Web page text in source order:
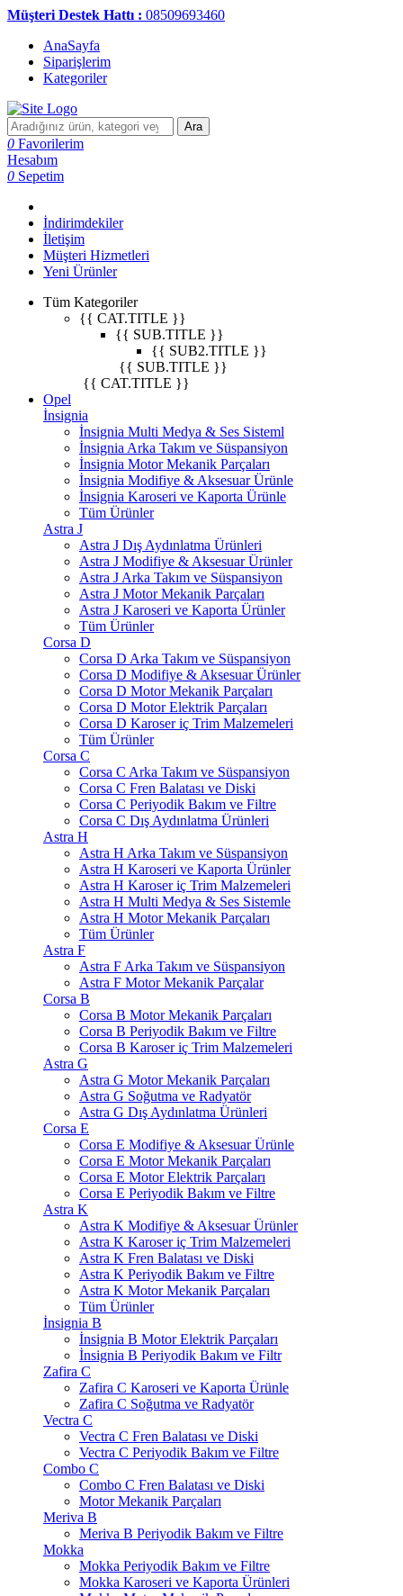
Müşteri Destek Hattı : 08509693460
AnaSayfa
Siparişlerim
Kategoriler
Ara
0 Favorilerim
Hesabım
0 Sepetim
İndirimdekiler
İletişim
Müşteri Hizmetleri
Yeni Ürünler
Tüm Kategoriler
{{ CAT.TITLE }}
{{ SUB.TITLE }}
{{ SUB2.TITLE }}
{{ SUB.TITLE }}
{{ CAT.TITLE }}
Opel
İnsignia
İnsignia Multi Medya & Ses Sisteml
İnsignia Arka Takım ve Süspansiyon
İnsignia Motor Mekanik Parçaları
İnsignia Modifiye & Aksesuar Ürünle
İnsignia Karoseri ve Kaporta Ürünle
Tüm Ürünler
Astra J
Astra J Dış Aydınlatma Ürünleri
Astra J Modifiye & Aksesuar Ürünler
Astra J Arka Takım ve Süspansiyon
Astra J Motor Mekanik Parçaları
Astra J Karoseri ve Kaporta Ürünler
Tüm Ürünler
Corsa D
Corsa D Arka Takım ve Süspansiyon
Corsa D Modifiye & Aksesuar Ürünler
Corsa D Motor Mekanik Parçaları
Corsa D Motor Elektrik Parçaları
Corsa D Karoser iç Trim Malzemeleri
Tüm Ürünler
Corsa C
Corsa C Arka Takım ve Süspansiyon
Corsa C Fren Balatası ve Diski
Corsa C Periyodik Bakım ve Filtre
Corsa C Dış Aydınlatma Ürünleri
Astra H
Astra H Arka Takım ve Süspansiyon
Astra H Karoseri ve Kaporta Ürünler
Astra H Karoser iç Trim Malzemeleri
Astra H Multi Medya & Ses Sistemle
Astra H Motor Mekanik Parçaları
Tüm Ürünler
Astra F
Astra F Arka Takım ve Süspansiyon
Astra F Motor Mekanik Parçalar
Corsa B
Corsa B Motor Mekanik Parçaları
Corsa B Periyodik Bakım ve Filtre
Corsa B Karoser iç Trim Malzemeleri
Astra G
Astra G Motor Mekanik Parçaları
Astra G Soğutma ve Radyatör
Astra G Dış Aydınlatma Ürünleri
Corsa E
Corsa E Modifiye & Aksesuar Ürünle
Corsa E Motor Mekanik Parçaları
Corsa E Motor Elektrik Parçaları
Corsa E Periyodik Bakım ve Filtre
Astra K
Astra K Modifiye & Aksesuar Ürünler
Astra K Karoser iç Trim Malzemeleri
Astra K Fren Balatası ve Diski
Astra K Periyodik Bakım ve Filtre
Astra K Motor Mekanik Parçaları
Tüm Ürünler
İnsignia B
İnsignia B Motor Elektrik Parçaları
İnsignia B Periyodik Bakım ve Filtr
Zafira C
Zafira C Karoseri ve Kaporta Ürünle
Zafira C Soğutma ve Radyatör
Vectra C
Vectra C Fren Balatası ve Diski
Vectra C Periyodik Bakım ve Filtre
Combo C
Combo C Fren Balatası ve Diski
Motor Mekanik Parçaları
Meriva B
Meriva B Periyodik Bakım ve Filtre
Mokka
Mokka Periyodik Bakım ve Filtre
Mokka Karoseri ve Kaporta Ürünleri